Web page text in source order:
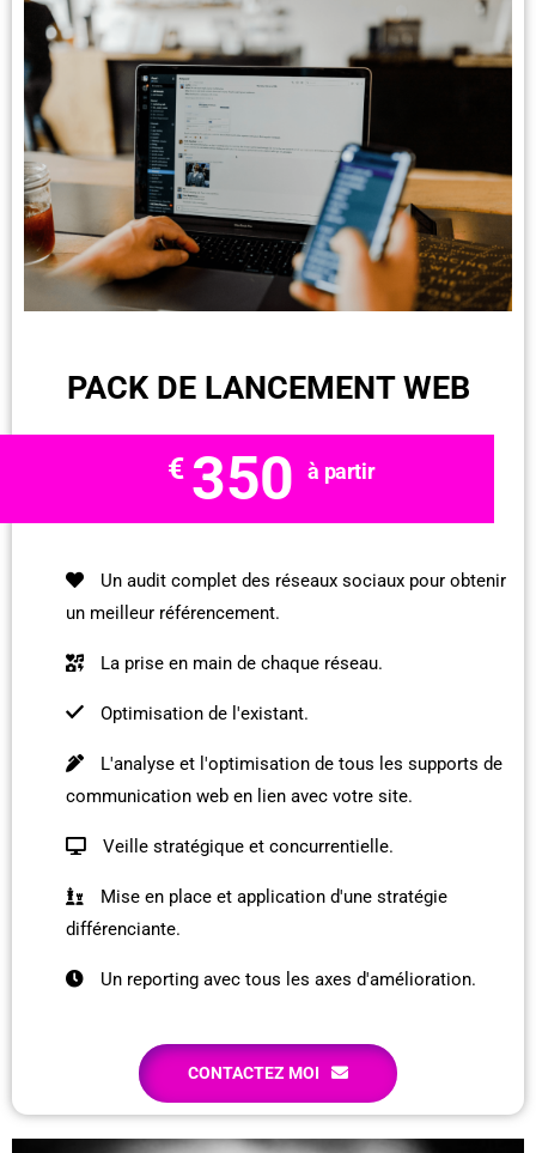
PACK DE LANCEMENT WEB
€ 350 à partir
Un audit complet des réseaux sociaux pour obtenir
un meilleur référencement.
La prise en main de chaque réseau.
Optimisation de l'existant.
L'analyse et l'optimisation de tous les supports de
communication web en lien avec votre site.
Veille stratégique et concurrentielle.
Mise en place et application d'une stratégie
différenciante.
Un reporting avec tous les axes d'amélioration.
CONTACTEZ MOI